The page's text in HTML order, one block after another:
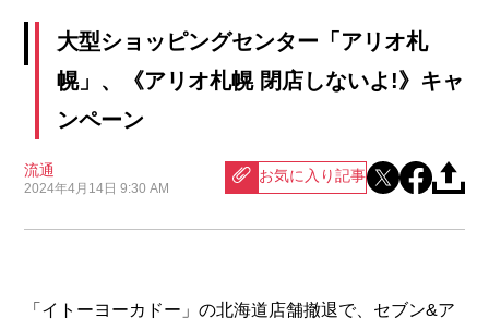
大型ショッピングセンター「アリオ札
幌」、《アリオ札幌 閉店しないよ!》キャ
ンペーン
流通
2024年4月14日 9:30 AM
お気に入り記事
「イトーヨーカドー」の北海道店舗撤退で、セブン&ア